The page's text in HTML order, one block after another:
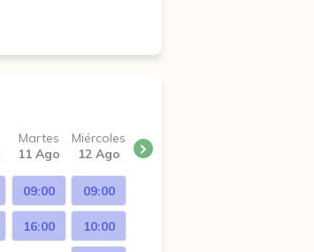
Martes
11 Ago
09:00
16:00
Miércoles
12 Ago
09:00
10:00